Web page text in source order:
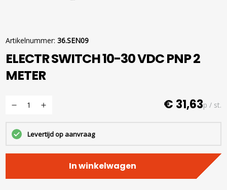
Artikelnummer: 36.SEN09
ELECTR SWITCH 10-30 VDC PNP 2
METER
€ 31,63p / st.
Levertijd op aanvraag
In winkelwagen